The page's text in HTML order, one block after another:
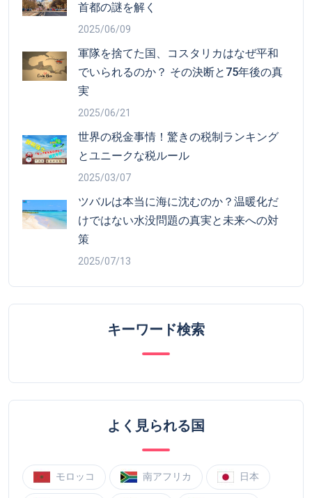
首都の謎を解く
2025/06/09
軍隊を捨てた国、コスタリカはなぜ平和
でいられるのか？ その決断と75年後の真
実
2025/06/21
世界の税金事情！驚きの税制ランキング
とユニークな税ルール
2025/03/07
ツバルは本当に海に沈むのか？温暖化だ
けではない水没問題の真実と未来への対
策
2025/07/13
キーワード検索
よく見られる国
モロッコ 南アフリカ 日本